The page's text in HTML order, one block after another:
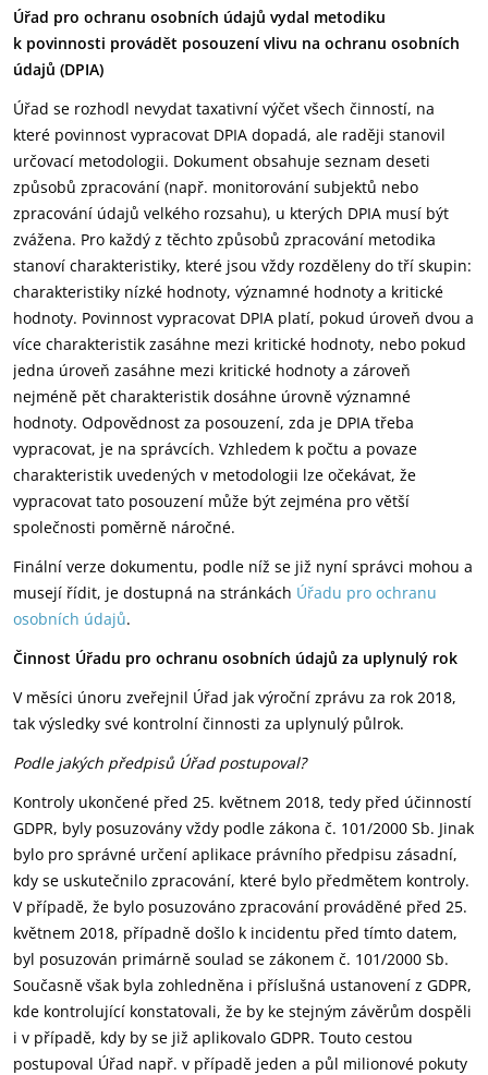
Úřad pro ochranu osobních údajů vydal metodiku
k povinnosti provádět posouzení vlivu na ochranu osobních
údajů (DPIA)
Úřad se rozhodl nevydat taxativní výčet všech činností, na
které povinnost vypracovat DPIA dopadá, ale raději stanovil
určovací metodologii. Dokument obsahuje seznam deseti
způsobů zpracování (např. monitorování subjektů nebo
zpracování údajů velkého rozsahu), u kterých DPIA musí být
zvážena. Pro každý z těchto způsobů zpracování metodika
stanoví charakteristiky, které jsou vždy rozděleny do tří skupin:
charakteristiky nízké hodnoty, významné hodnoty a kritické
hodnoty. Povinnost vypracovat DPIA platí, pokud úroveň dvou a
více charakteristik zasáhne mezi kritické hodnoty, nebo pokud
jedna úroveň zasáhne mezi kritické hodnoty a zároveň
nejméně pět charakteristik dosáhne úrovně významné
hodnoty. Odpovědnost za posouzení, zda je DPIA třeba
vypracovat, je na správcích. Vzhledem k počtu a povaze
charakteristik uvedených v metodologii lze očekávat, že
vypracovat tato posouzení může být zejména pro větší
společnosti poměrně náročné.
Finální verze dokumentu, podle níž se již nyní správci mohou a
musejí řídit, je dostupná na stránkách Úřadu pro ochranu
osobních údajů.
Činnost Úřadu pro ochranu osobních údajů za uplynulý rok
V měsíci únoru zveřejnil Úřad jak výroční zprávu za rok 2018,
tak výsledky své kontrolní činnosti za uplynulý půlrok.
Podle jakých předpisů Úřad postupoval?
Kontroly ukončené před 25. květnem 2018, tedy před účinností
GDPR, byly posuzovány vždy podle zákona č. 101/2000 Sb. Jinak
bylo pro správné určení aplikace právního předpisu zásadní,
kdy se uskutečnilo zpracování, které bylo předmětem kontroly.
V případě, že bylo posuzováno zpracování prováděné před 25.
květnem 2018, případně došlo k incidentu před tímto datem,
byl posuzován primárně soulad se zákonem č. 101/2000 Sb.
Současně však byla zohledněna i příslušná ustanovení z GDPR,
kde kontrolující konstatovali, že by ke stejným závěrům dospěli
i v případě, kdy by se již aplikovalo GDPR. Touto cestou
postupoval Úřad např. v případě jeden a půl milionové pokuty